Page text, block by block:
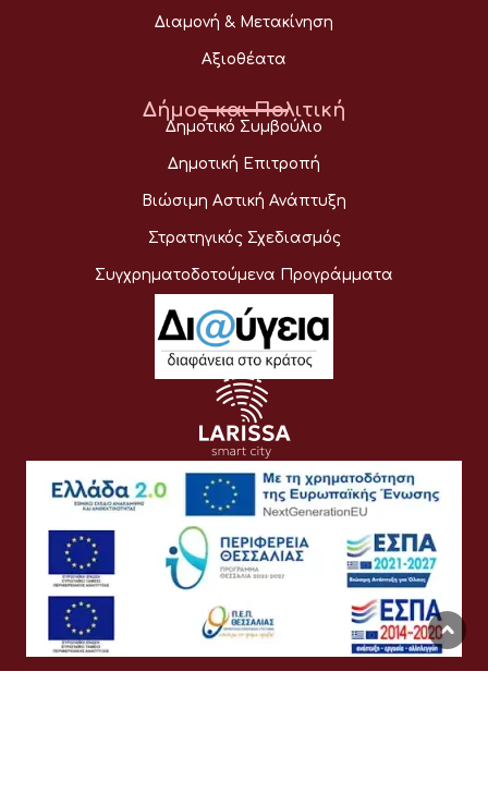
Διαμονή & Μετακίνηση
Αξιοθέατα
Δήμος και Πολιτική
Δημοτικό Συμβούλιο
Δημοτική Επιτροπή
Βιώσιμη Αστική Ανάπτυξη
Στρατηγικός Σχεδιασμός
Συγχρηματοδοτούμενα Προγράμματα